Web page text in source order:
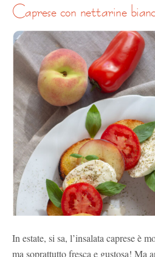
caprese con nettarine
In estate, si sa, l’insalata caprese è
ma soprattutto fresca e gustosa! Ma